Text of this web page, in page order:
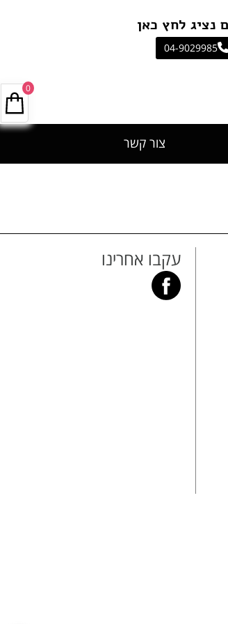
לחץ כאן
04-9029985
צור קשר
0
עקבו אחרינו